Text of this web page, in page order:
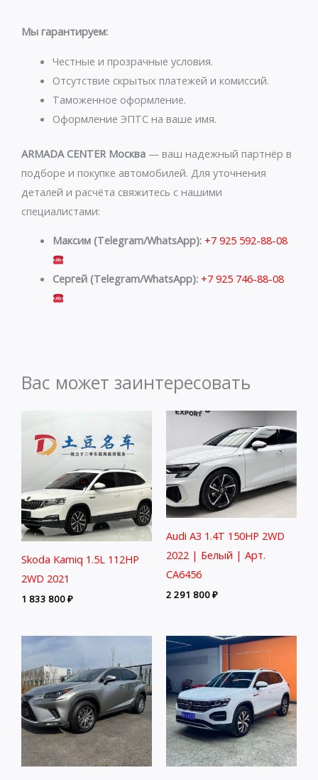
s
p
p
g
a
m
Мы гарантируем:
Честные и прозрачные условия.
Отсутствие скрытых платежей и комиссий.
Таможенное оформление.
Оформление ЭПТС на ваше имя.
ARMADA CENTER Москва — ваш надежный партнёр в
подборе и покупке автомобилей. Для уточнения
деталей и расчёта свяжитесь с нашими
специалистами:
Максим (Telegram/WhatsApp): +7 925 592-88-08
Сергей (Telegram/WhatsApp): +7 925 746-88-08
Вас может заинтересовать
Skoda Kamiq 1.5L 112HP
2WD 2021
1 833 800₽
Audi A3 1.4T 150HP 2WD
2022 | Белый | Арт.
CA6456
2 291 800₽